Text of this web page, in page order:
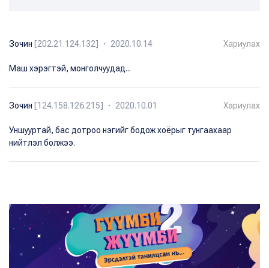
Зочин [202.21.124.132] ・ 2020.10.14 Хариулах
Маш хэрэгтэй, монголчуудад...
Зочин [124.158.126.215] ・ 2020.10.01 Хариулах
Уншууртай, бас дотроо нэгийг бодож хоёрыг тунгаахаар
нийтлэл болжээ.